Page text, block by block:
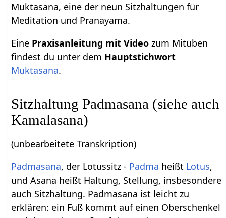
Muktasana, eine der neun Sitzhaltungen für
Meditation und Pranayama.
Eine Praxisanleitung mit Video zum Mitüben
findest du unter dem Hauptstichwort
Muktasana.
Sitzhaltung Padmasana (siehe auch
Kamalasana)
(unbearbeitete Transkription)
Padmasana, der Lotussitz - Padma heißt Lotus,
und Asana heißt Haltung, Stellung, insbesondere
auch Sitzhaltung. Padmasana ist leicht zu
erklären: ein Fuß kommt auf einen Oberschenkel